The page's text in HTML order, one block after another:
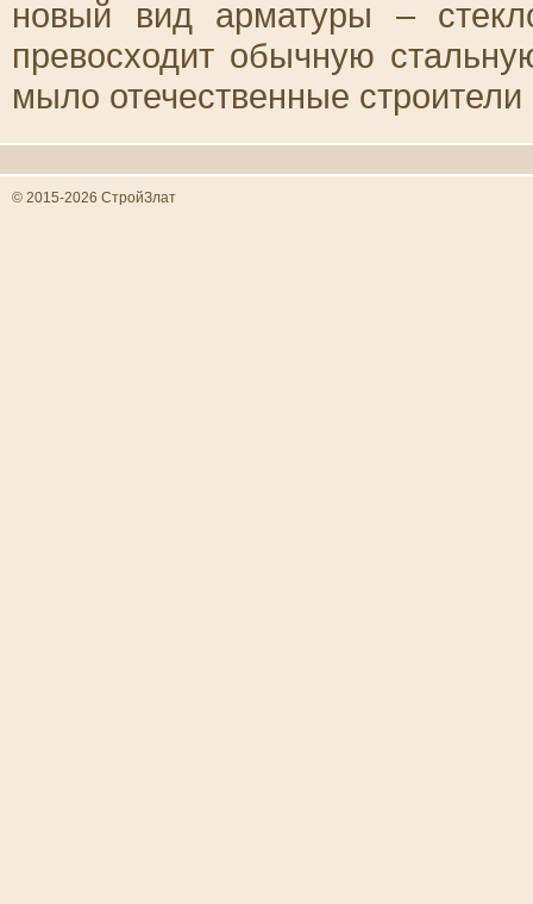
новый вид арматуры –
превосходит обычную
мыло отечественные
© 2015-2026 СтройЗлат